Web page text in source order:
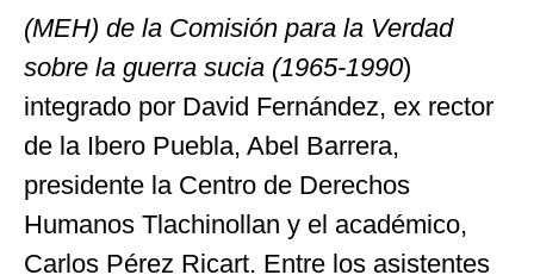
(MEH) de la Comisión para la Verdad
sobre la guerra sucia (1965-1990)
integrado por David Fernández, ex rector
de la Ibero Puebla, Abel Barrera,
presidente la Centro de Derechos
Humanos Tlachinollan y el académico,
Carlos Pérez Ricart. Entre los asistentes